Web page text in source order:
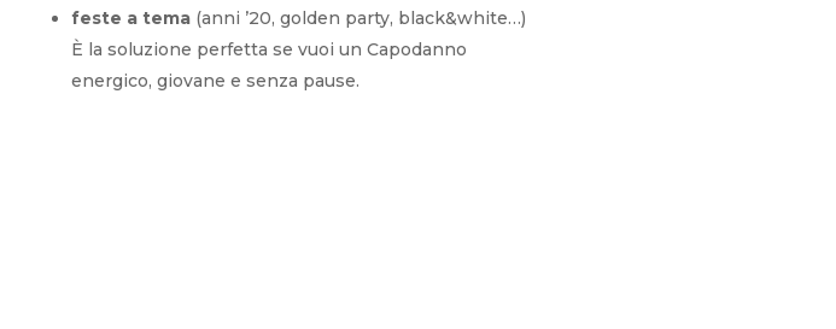
feste a tema(anni ’20, golden party, black&white…)
È la soluzione perfetta se vuoi un Capodanno
energico, giovane e senza pause.